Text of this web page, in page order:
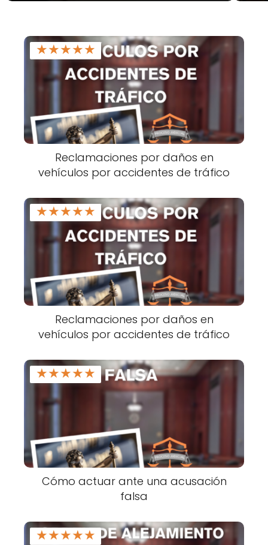
★★★★★
Reclamaciones por daños en
vehículos por accidentes de tráfico
★★★★★
Reclamaciones por daños en
vehículos por accidentes de tráfico
★★★★★
Cómo actuar ante una acusación
falsa
★★★★★